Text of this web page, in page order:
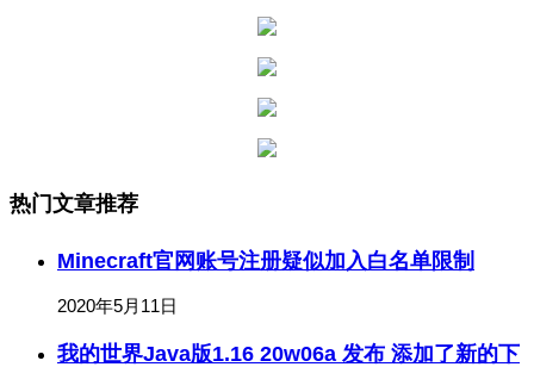
热门文章推荐
Minecraft官网账号注册疑似加入白名单限制
2020年5月11日
我的世界Java版1.16 20w06a 发布 添加了新的下